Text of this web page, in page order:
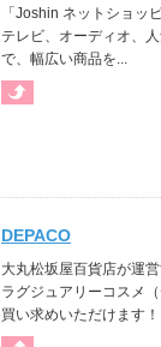
「Joshin ネットショッ
テレビ、オーディオ、
で、幅広い商品を...
DEPACO
大丸松坂屋百貨店が運
ラグジュアリーコスメ
買い求めいただけます！